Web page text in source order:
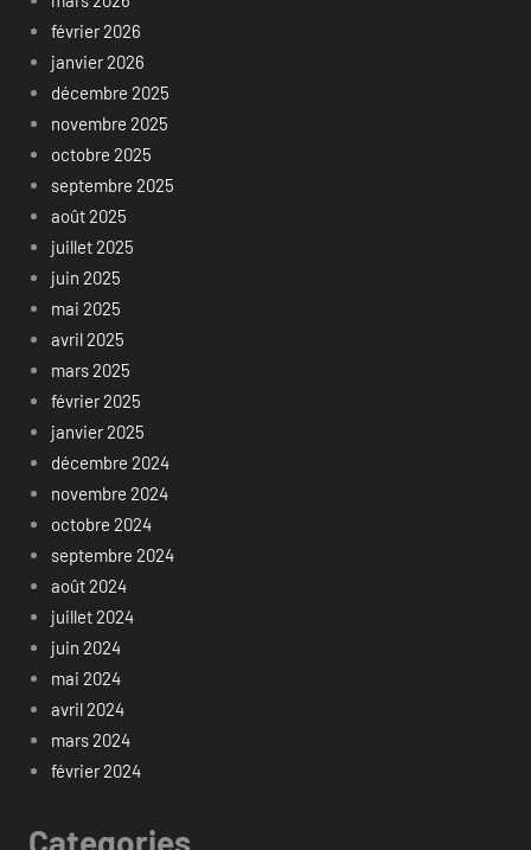
février 2026
janvier 2026
décembre 2025
novembre 2025
octobre 2025
septembre 2025
août 2025
juillet 2025
juin 2025
mai 2025
avril 2025
mars 2025
février 2025
janvier 2025
décembre 2024
novembre 2024
octobre 2024
septembre 2024
août 2024
juillet 2024
juin 2024
mai 2024
avril 2024
mars 2024
février 2024
Categories